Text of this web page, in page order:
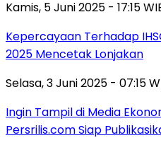
Kamis, 5 Juni 2025 - 17:15
Kepercayaan Terhadap
2025 Mencetak Lonjakan
Selasa, 3 Juni 2025 - 07:15
Ingin Tampil di Media
Persrilis.com Siap